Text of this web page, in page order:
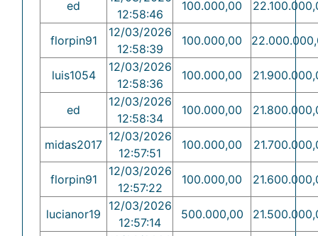
ed
12:58:46
100.000,00
florpin91
12/03/2026
12:58:39
100.000,00
luis1054
12/03/2026
12:58:36
100.000,00
ed
12/03/2026
12:58:34
100.000,00
midas2017
12/03/2026
12:57:51
100.000,00
florpin91
12/03/2026
12:57:22
100.000,00
lucianor19
12/03/2026
12:57:14
500.000,00